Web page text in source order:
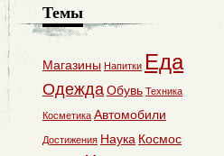
Темы
Магазины Напитки Еда
ОдеждаОбувь Техника
Косметика Автомобили
Достижения Наука Космос